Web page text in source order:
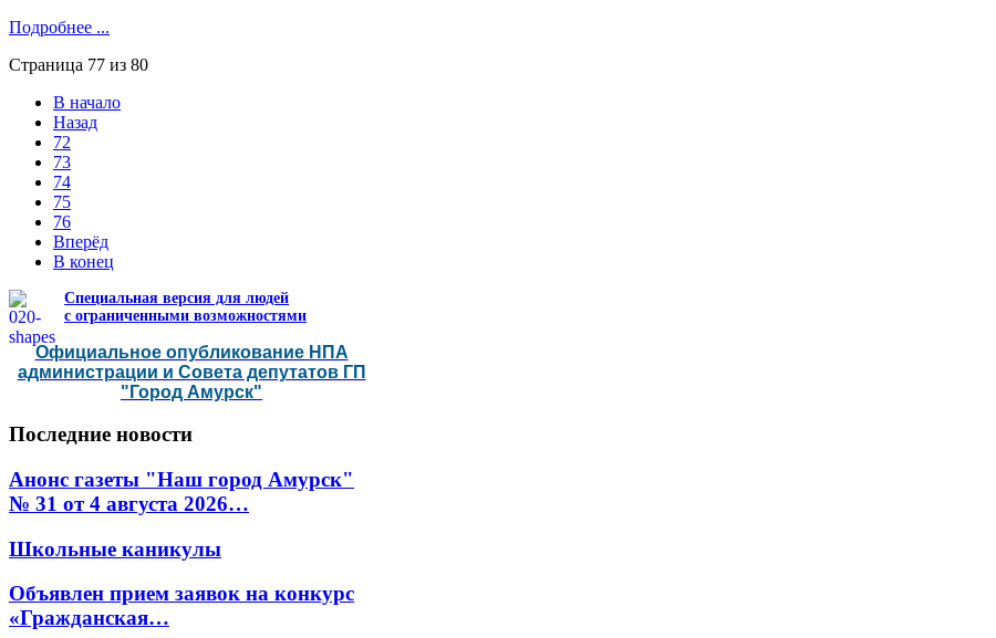
Подробнее ...
Страница 77 из 80
В начало
Назад
72
73
74
75
76
Вперёд
В конец
Специальная версия для людей
с ограниченными возможностями
Официальное опубликование НПА
администрации и Совета депутатов ГП
"Город Амурск"
Последние новости
Анонс газеты "Наш город Амурск"
№ 31 от 4 августа 2026…
Школьные каникулы
Объявлен прием заявок на конкурс
«Гражданская…